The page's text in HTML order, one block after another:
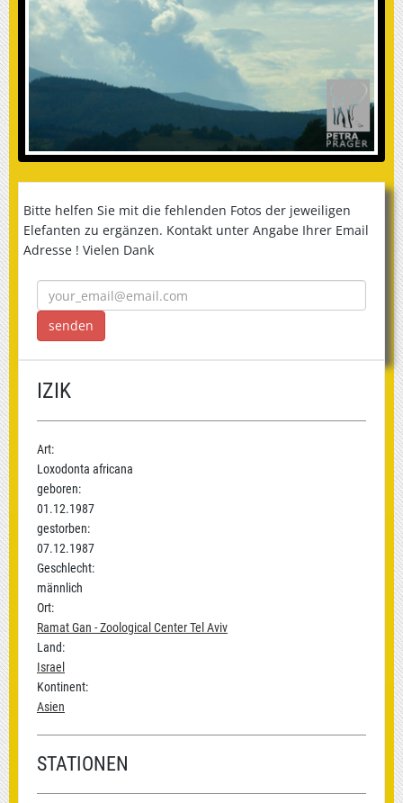
Bitte helfen Sie mit die fehlenden Fotos der jeweiligen
Elefanten zu ergänzen. Kontakt unter Angabe Ihrer Email
Adresse ! Vielen Dank
IZIK
Art:
Loxodonta africana
geboren:
01.12.1987
gestorben:
07.12.1987
Geschlecht:
männlich
Ort:
Ramat Gan - Zoological Center Tel Aviv
Land:
Israel
Kontinent:
Asien
STATIONEN